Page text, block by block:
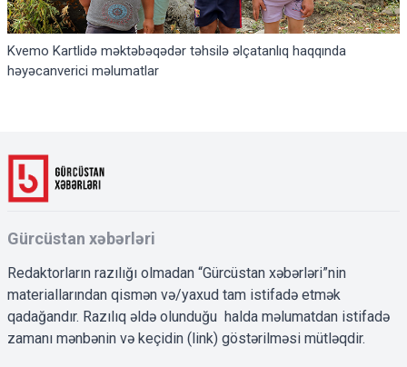
Kvemo Kartlidə məktəbəqədər təhsilə əlçatanlıq haqqında
həyəcanverici məlumatlar
Gürcüstan xəbərləri
Redaktorların razılığı olmadan “Gürcüstan xəbərləri”nin
materiallarından qismən və/yaxud tam istifadə etmək
qadağandır. Razılıq əldə olunduğu halda məlumatdan istifadə
zamanı mənbənin və keçidin (link) göstərilməsi mütləqdir.